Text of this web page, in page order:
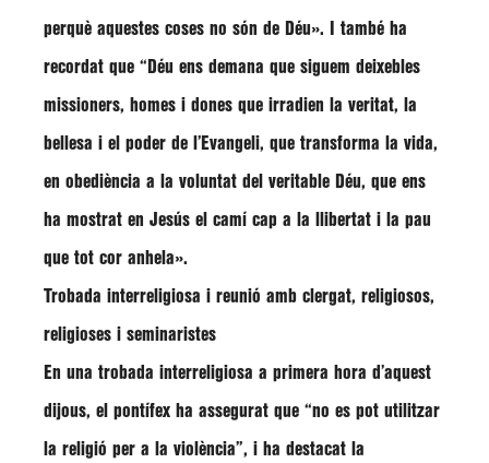
perquè aquestes coses no són de Déu». I també ha
recordat que “Déu ens demana que siguem deixebles
missioners, homes i dones que irradien la veritat, la
bellesa i el poder de l’Evangeli, que transforma la vida,
en obediència a la voluntat del veritable Déu, que ens
ha mostrat en Jesús el camí cap a la llibertat i la pau
que tot cor anhela».
Trobada interreligiosa i reunió amb clergat, religiosos,
religioses i seminaristes
En una trobada interreligiosa a primera hora d’aquest
dijous, el pontífex ha assegurat que “no es pot utilitzar
la religió per a la violència”, i ha destacat la